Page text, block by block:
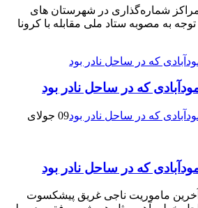
/ مراکز شماره‌گذاری در شهر‌ستان های
توجه به مصوبه ستاد ملی مقابله با کرونا
که در ساحل نادر بود
09 جولای
که در ساحل نادر بود
: آخرین ماموریت ناجی غریق پیشکسوت